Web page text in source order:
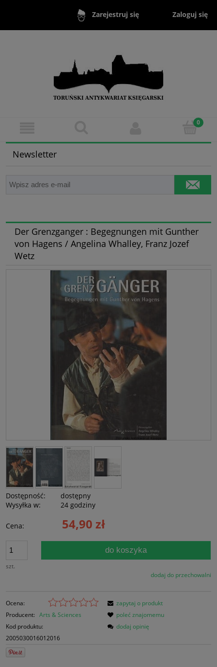
Zarejestruj się Zaloguj się
Newsletter
Der Grenzganger : Begegnungen mit Gunther
von Hagens / Angelina Whalley, Franz Jozef
Wetz
Dostępność:
dostępny
Wysyłka w:
24 godziny
Cena: 54,90 zł
szt.
do koszyka
dodaj do przechowalni
Ocena:
Producent: Arts & Sciences
Kod produktu:
2005030016012016
zapytaj o produkt
poleć znajomemu
dodaj opinię